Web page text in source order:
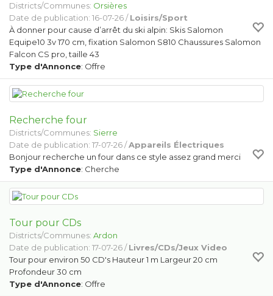
Districts/Communes: Orsières
Date de publication: 16-07-26 /Loisirs/Sport
À donner pour cause d’arrêt du ski alpin: Skis Salomon
Equipe10 3v 170 cm, fixation Salomon S810 Chaussures Salomon
Falcon CS pro, taille 43
Type d'Annonce: Offre
Recherche four
Districts/Communes: Sierre
Date de publication: 17-07-26 /Appareils Électriques
Bonjour recherche un four dans ce style assez grand merci
Type d'Annonce: Cherche
Tour pour CDs
Districts/Communes: Ardon
Date de publication: 17-07-26 /Livres/CDs/Jeux Video
Tour pour environ 50 CD's Hauteur 1 m Largeur 20 cm
Profondeur 30 cm
Type d'Annonce: Offre